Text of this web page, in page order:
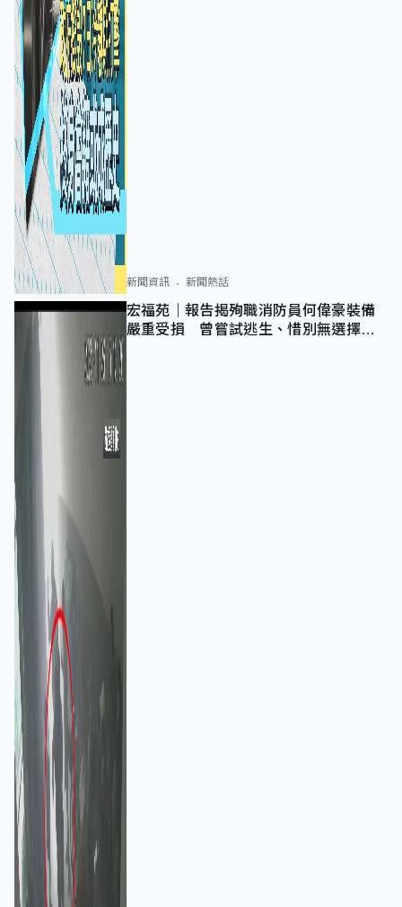
新聞資訊 新聞熱話
宏福苑｜報告揭殉職消防員何偉豪裝備
嚴重受損 曾嘗試逃生、惜別無選擇下